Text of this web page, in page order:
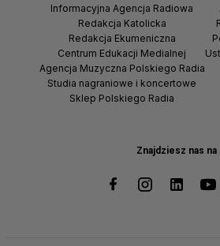
Znajdziesz nas na
Informacyjna Agencja Radiowa
Redakcja Katolicka
Redakcja Ekumeniczna
Centrum Edukacji Medialnej
Agencja Muzyczna Polskiego Radia
Studia nagraniowe i koncertowe
Sklep Polskiego Radia